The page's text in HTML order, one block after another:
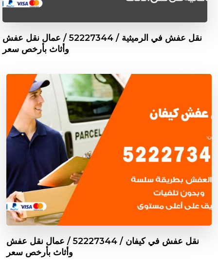
نقل عفش في الرميثية / 52227344 / عمال نقل عفش
وأثاث بأرخص سعر
نقل عفش في كيفان / 52227344 / عمال نقل عفش
وأثاث بأرخص سعر